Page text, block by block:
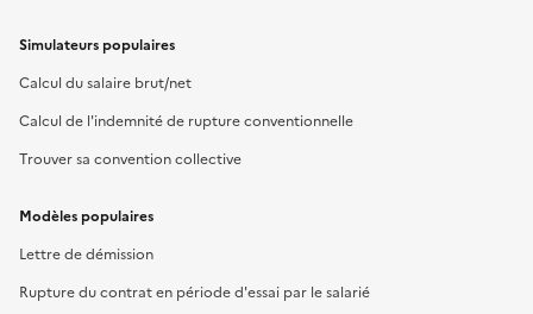
Simulateurs populaires
Calcul du salaire brut/net
Calcul de l'indemnité de rupture conventionnelle
Trouver sa convention collective
Modèles populaires
Lettre de démission
Rupture du contrat en période d'essai par le salarié